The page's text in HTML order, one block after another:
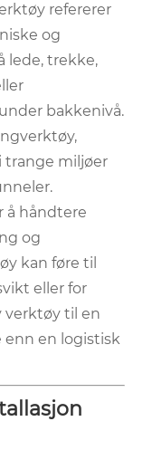
refererer
og
lede, trekke,
bakkenivå.
trange miljøer
å håndtere
og
kan føre til
eller for
verktøy til en
enn en logistisk